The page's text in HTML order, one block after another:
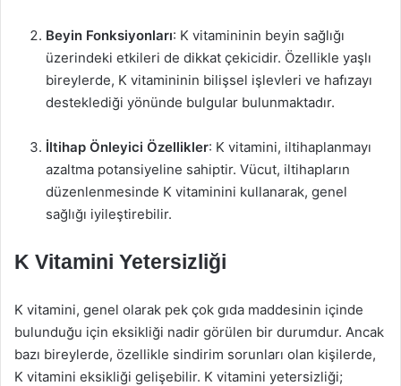
Beyin Fonksiyonları: K vitamininin beyin sağlığı
üzerindeki etkileri de dikkat çekicidir. Özellikle yaşlı
bireylerde, K vitamininin bilişsel işlevleri ve hafızayı
desteklediği yönünde bulgular bulunmaktadır.
İltihap Önleyici Özellikler: K vitamini, iltihaplanmayı
azaltma potansiyeline sahiptir. Vücut, iltihapların
düzenlenmesinde K vitaminini kullanarak, genel
sağlığı iyileştirebilir.
K Vitamini Yetersizliği
K vitamini, genel olarak pek çok gıda maddesinin içinde
bulunduğu için eksikliği nadir görülen bir durumdur. Ancak
bazı bireylerde, özellikle sindirim sorunları olan kişilerde,
K vitamini eksikliği gelişebilir. K vitamini yetersizliği;